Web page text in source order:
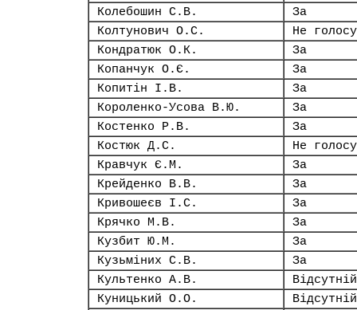
Колебошин С.В.
За
Колтунович О.С.
Не
Кондратюк О.К.
За
Копанчук О.Є.
За
Копитін І.В.
За
Короленко-Усова В.Ю.
За
Костенко Р.В.
За
Костюк Д.С.
Не
Кравчук Є.М.
За
Крейденко В.В.
За
Кривошеєв І.С.
За
Крячко М.В.
За
Кузбит Ю.М.
За
Кузьміних С.В.
За
Культенко А.В.
Відсутній
Куницький О.О.
Відсутній